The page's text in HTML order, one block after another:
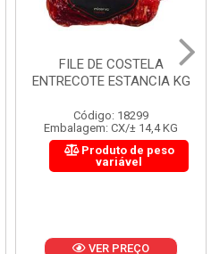
FILE DE COSTELA
ENTRECOTE ESTANCIA KG
Código: 18299
Embalagem: CX/± 14,4 KG
Produto de peso
variável
VER PREÇO